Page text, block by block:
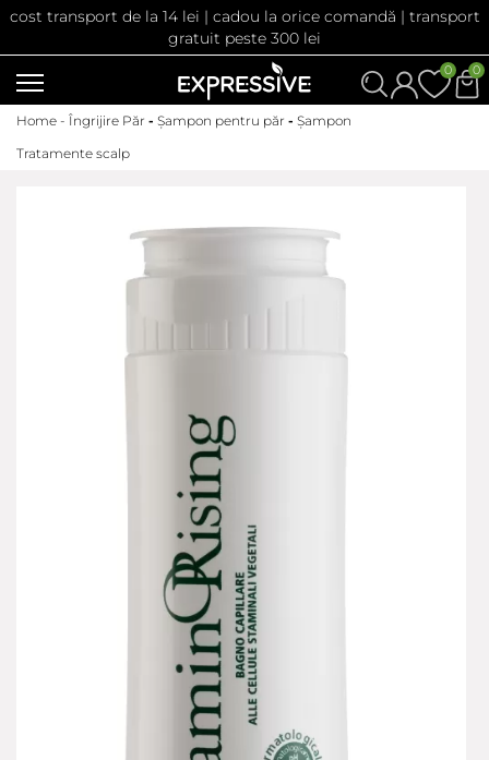
cost transport de la 14 lei | cadou la orice comandă | transport
gratuit peste 300 lei
0
0
Home - Îngrijire Păr - Șampon pentru păr - Șampon
Tratamente scalp